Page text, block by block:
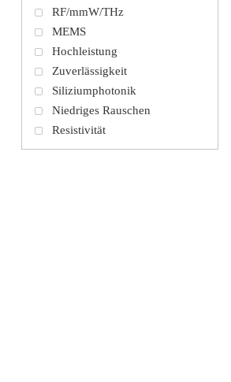
RF/mmW/THz
MEMS
Hochleistung
Zuverlässigkeit
Siliziumphotonik
Niedriges Rauschen
Resistivität